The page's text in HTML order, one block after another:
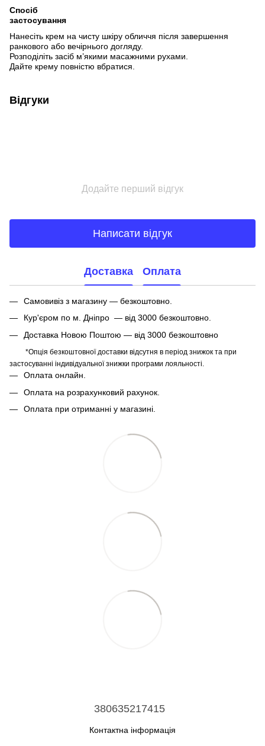
Спосіб
застосування
Нанесіть крем на чисту шкіру обличчя після завершення
ранкового або вечірнього догляду.
Розподіліть засіб м’якими масажними рухами.
Дайте крему повністю вбратися.
Відгуки
Додайте перший відгук
Написати відгук
Доставка Оплата
Самовивіз з магазину — безкоштовно.
Кур'єром по м. Дніпро — від 3000 безкоштовно.
Доставка Новою Поштою — від 3000 безкоштовно
*Опція безкоштовної доставки відсутня в період знижок та при
застосуванні індивідуальної знижки програми лояльності.
Оплата онлайн.
Оплата на розрахунковий рахунок.
Оплата при отриманні у магазині.
380635217415
Контактна інформація